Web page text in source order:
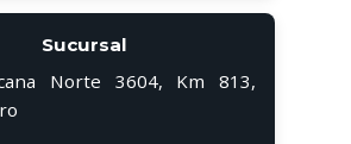
Sucursal
Norte 3604, Km 813,